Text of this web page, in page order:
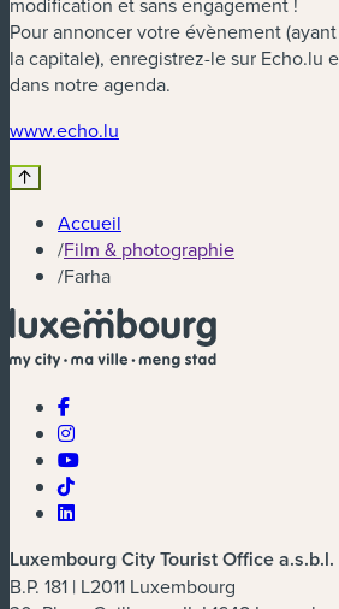
Pour annoncer votre évènement
la capitale), enregistrez-le sur Echo.lu
dans notre agenda.
www.echo.lu
Accueil
/Film & photographie
/Farha
Luxembourg City Tourist Office a.s.b.l.
B.P. 181 | L2011 Luxembourg